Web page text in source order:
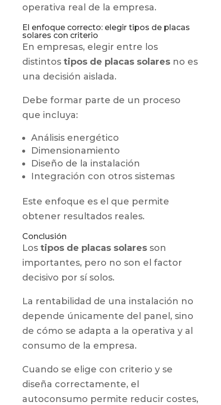
operativa real de la empresa.
El enfoque correcto: elegir tipos de placas
solares con criterio
En empresas, elegir entre los
distintos tipos de placas solaresno es
una decisión aislada.
Debe formar parte de un proceso
que incluya:
Análisis energético
Dimensionamiento
Diseño de la instalación
Integración con otros sistemas
Este enfoque es el que permite
obtener resultados reales.
Conclusión
Los tipos de placas solaresson
importantes, pero no son el factor
decisivo por sí solos.
La rentabilidad de una instalación no
depende únicamente del panel, sino
de cómo se adapta a la operativa y al
consumo de la empresa.
Cuando se elige con criterio y se
diseña correctamente, el
autoconsumo permite reducir costes,